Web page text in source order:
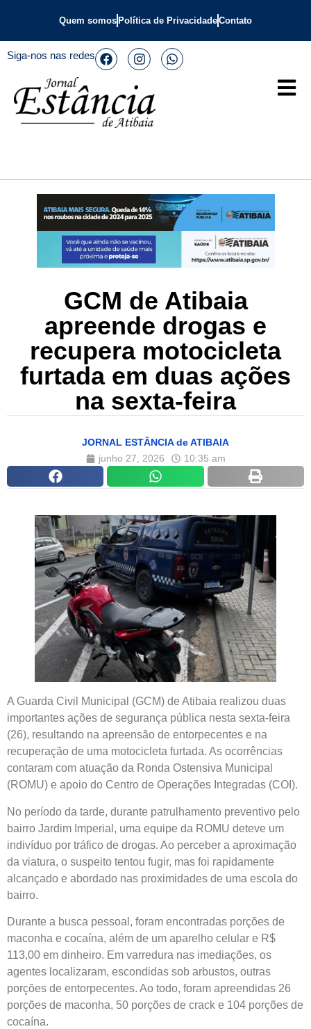
Quem somos Política de PrivacidadeContato
Siga-nos nas redes
GCM de Atibaia
apreende drogas e
recupera motocicleta
furtada em duas ações
na sexta-feira
JORNAL ESTÂNCIA de ATIBAIA
junho 27, 2026
10:35 am
A Guarda Civil Municipal (GCM) de Atibaia realizou duas
importantes ações de segurança pública nesta sexta-feira
(26), resultando na apreensão de entorpecentes e na
recuperação de uma motocicleta furtada. As ocorrências
contaram com atuação da Ronda Ostensiva Municipal
(ROMU) e apoio do Centro de Operações Integradas (COI).
No período da tarde, durante patrulhamento preventivo pelo
bairro Jardim Imperial, uma equipe da ROMU deteve um
indivíduo por tráfico de drogas. Ao perceber a aproximação
da viatura, o suspeito tentou fugir, mas foi rapidamente
alcançado e abordado nas proximidades de uma escola do
bairro.
Durante a busca pessoal, foram encontradas porções de
maconha e cocaína, além de um aparelho celular e R$
113,00 em dinheiro. Em varredura nas imediações, os
agentes localizaram, escondidas sob arbustos, outras
porções de entorpecentes. Ao todo, foram apreendidas 26
porções de maconha, 50 porções de crack e 104 porções de
cocaína.